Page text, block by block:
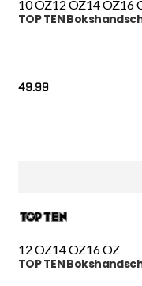
10 OZ12 OZ14 OZ16
TOP TEN
49.99
12 OZ14 OZ16 OZ
TOP TEN